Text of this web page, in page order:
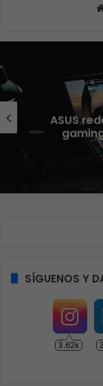
El 73%
SÍGUENOS Y
3.62k